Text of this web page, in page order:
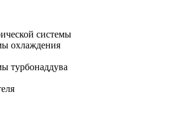
системы
охлаждения
турбонаддува